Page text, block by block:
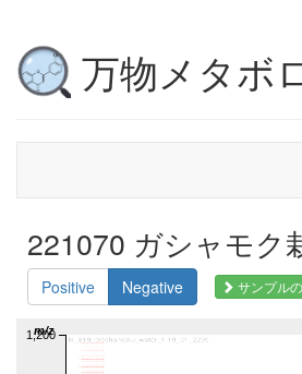
万物メタボ
221070 ガシャモク
Positive Negative サンプル
1,200
m/z